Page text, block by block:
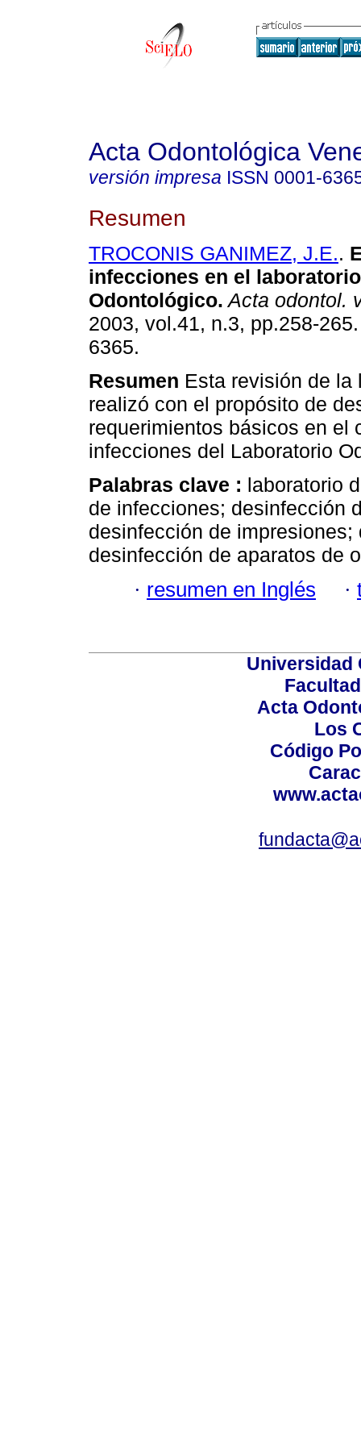
Acta Odontológica
versión impresa ISSN 0001-
Resumen
TROCONIS GANIMEZ, J.E..
infecciones en el laboratorio
Odontológico. Acta odontol.
2003, vol.41, n.3, pp.258-
6365.
Resumen Esta revisión de la
realizó con el propósito de
requerimientos básicos en el
infecciones del Laboratorio
Palabras clave : laboratorio
de infecciones; desinfección
desinfección de
desinfección de aparatos de
· resumen en Inglés ·
Universidad
Acta
Los
Código